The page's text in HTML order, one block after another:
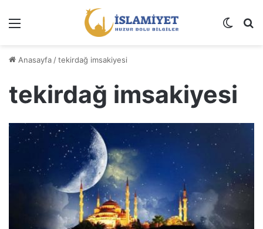
Dış
Anasayfa /tekirdağ imsakiyesi
tekirdağ imsakiyesi